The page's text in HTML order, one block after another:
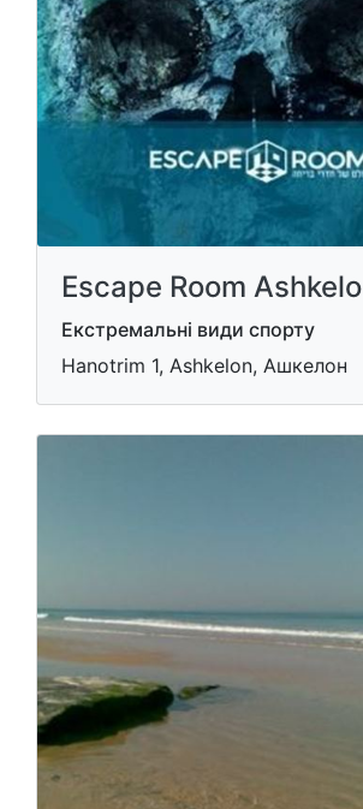
Escape Room Ashkelo
Екстремальні види спорту
Hanotrim 1, Ashkelon, Ашкелон